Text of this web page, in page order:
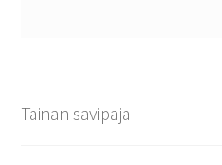
Tainan savipaja